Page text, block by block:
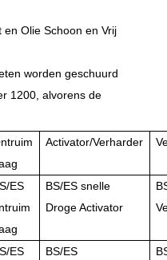
en Olie Schoon en Vrij
worden geschuurd
1200, alvorens de
Activator/Verharder
ES
BS/ES snelle
Droge Activator
ES
BS/ES